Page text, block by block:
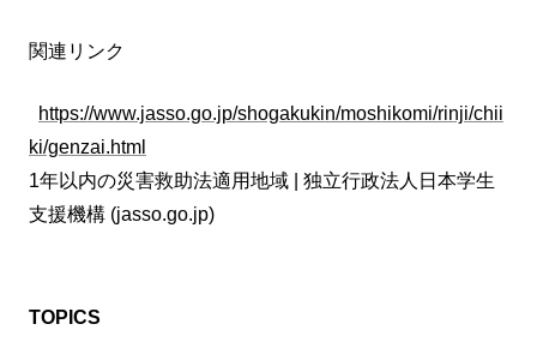
関連リンク
https://www.jasso.go.jp/shogakukin/moshikomi/rinji/chii
ki/genzai.html
1年以内の災害救助法適用地域 | 独立行政法人日本学生
支援機構 (jasso.go.jp)
TOPICS